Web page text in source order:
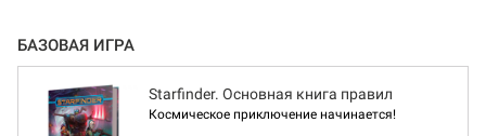
БАЗОВАЯ ИГРА
Starfinder. Основная книга правил
Космическое приключение начинается!